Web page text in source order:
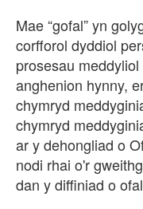
Mae “gofal” yn
corfforol dyddiol
prosesau
anghenion hynny,
chymryd
chymryd
ar y dehongliad o
nodi rhai o'r
dan y diffiniad o